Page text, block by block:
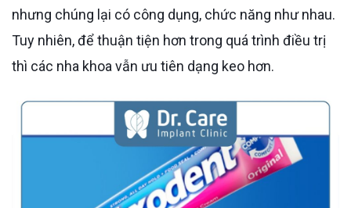
nhưng chúng lại có công dụng, chức năng như nhau.
Tuy nhiên, để thuận tiện hơn trong quá trình điều trị
thì các nha khoa vẫn ưu tiên dạng keo hơn.